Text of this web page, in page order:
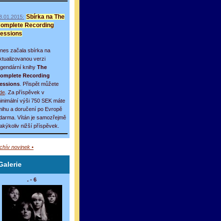
Sbírka na The
Recording
začala sbírka na
verzi
knihy The
Recording
. Přispět můžete
. Za příspěvek v
výši 750 SEK máte
a doručení po Evropě
Vítán je samozřejmě
nižší příspěvek.
novinek •
. - 6